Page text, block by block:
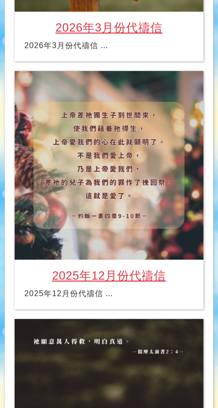
2026年3月份代禱信
2026年3月份代禱信 ...
2025年12月份代禱信
2025年12月份代禱信 ...